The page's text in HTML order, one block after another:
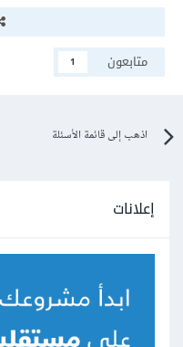
متابعون
1
اذهب إلى قائمة الأسئلة
إعلانات